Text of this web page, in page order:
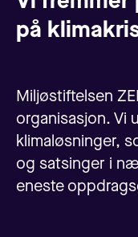
på
Miljøstiftelsen
organisasjon. Vi
klimaløsninger,
og satsinger i
eneste